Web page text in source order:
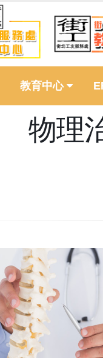
教育中心
物理